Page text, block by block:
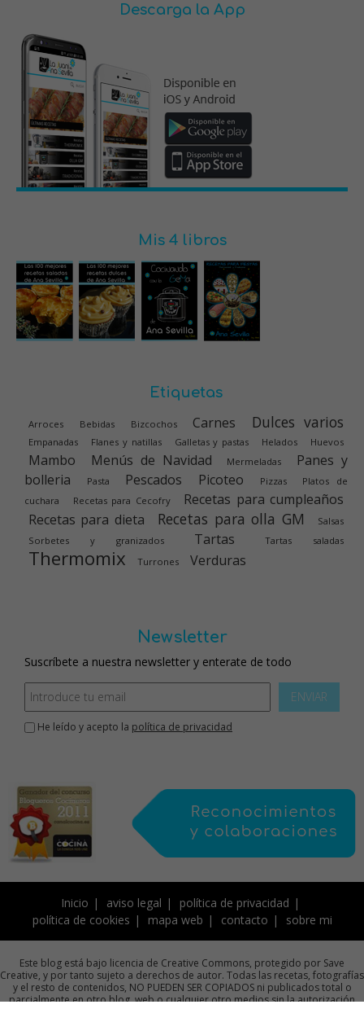
Descarga la App
Mis 4 libros
Etiquetas
Arroces Bebidas Bizcochos Carnes Dulces varios
Empanadas Flanes y natillas Galletas y pastas Helados Huevos
Mambo Menús de Navidad Mermeladas
Panes y
bolleria
Pasta Pescados Picoteo Pizzas
Platos de
cuchara
Recetas para Cecofry
Recetas para cumpleaños
Recetas para dieta
Recetas para olla GM
Salsas
Sorbetes y granizados
Tartas Tartas saladas
Thermomix Turrones Verduras
Newsletter
Suscríbete a nuestra newsletter y enterate de todo
ENVIAR
He leído y acepto la política de privacidad
Inicio aviso legal
política de privacidad
política de cookies
mapa web contacto sobre mi
Este blog está bajo licencia de Creative Commons, protegido por Save
Creative, y por tanto sujeto a derechos de autor. Todas las recetas, fotografías
y el resto de contenidos, NO PUEDEN SER COPIADOS ni publicados total o
parcialmente en otro blog, web o cualquier otro medios sin la autorización